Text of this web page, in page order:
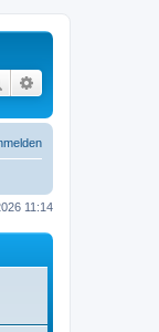
Suche
11:14